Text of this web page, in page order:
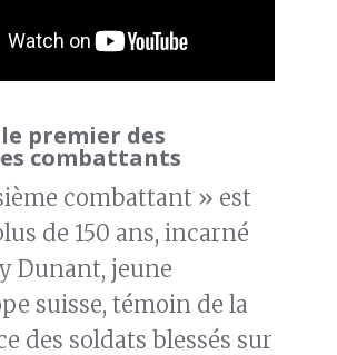
premier des
combattants
combattant » est
de 150 ans, incarné
Dunant, jeune
suisse, témoin de la
des soldats blessés sur